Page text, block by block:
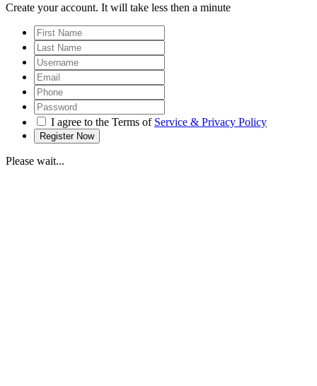
Create your account. It will take less then a minute
I agree to the Terms of Service & Privacy Policy
Please wait...